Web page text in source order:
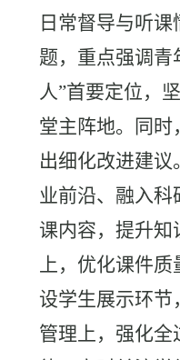
日常督导与听
题，重点强调青
人”首要定位，
堂主阵地。同时
出细化改进建
业前沿、融入
课内容，提升知
上，优化课件
设学生展示环节
管理上，强化全